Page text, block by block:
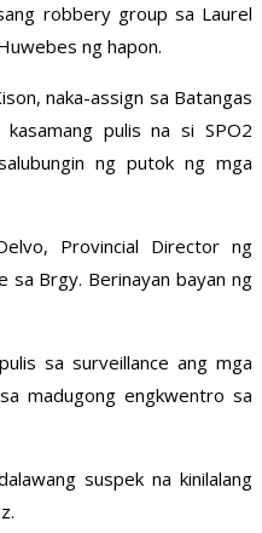
robbery group sa Laurel
ng hapon.
naka-assign sa Batangas
pulis na si SPO2
ng putok ng mga
Provincial Director ng
sa Brgy. Berinayan bayan ng
sa surveillance ang mga
madugong engkwentro sa
suspek na kinilalang